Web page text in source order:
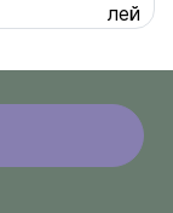
лей